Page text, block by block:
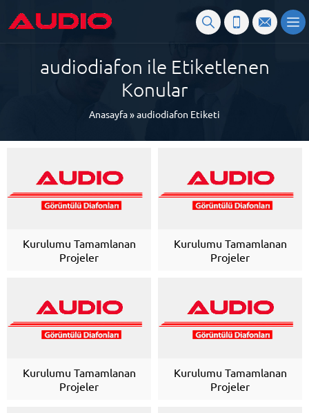
audiodiafon ile Etiketlenen
Konular
Anasayfa»audiodiafon Etiketi
Kurulumu Tamamlanan
Projeler
Kurulumu Tamamlanan
Projeler
Kurulumu Tamamlanan
Projeler
Kurulumu Tamamlanan
Projeler